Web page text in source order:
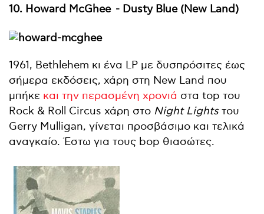
10. Howard McGhee - Dusty Blue (New Land)
1961, Bethlehem κι ένα LP με δυσπρόσιτες έως
σήμερα εκδόσεις, χάρη στη New Land που
μπήκε και την περασμένη χρονιά στα top του
Rock & Roll Circus χάρη στο Night Lightsτου
Gerry Mulligan, γίνεται προσβάσιμο και τελικά
αναγκαίο. Έστω για τους bop θιασώτες.